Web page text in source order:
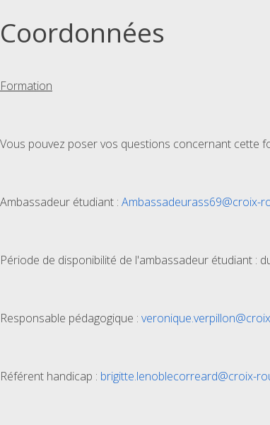
Coordonnées
Formation
Vous pouvez poser vos questions concernant cette
Ambassadeur étudiant : Ambassadeurass69@croix-
Période de disponibilité de l'ambassadeur étudiant :
Responsable pédagogique :
Référent handicap : brigitte.lenoblecorreard@croix-